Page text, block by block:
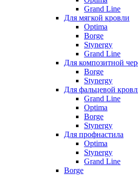
Grand Line
Для мягкой кровли
Optima
Borge
Stynergy
Grand Line
Для композитной
Borge
Stynergy
Для фальцевой
Grand Line
Optima
Borge
Stynergy
Для профнастила
Optima
Stynergy
Grand Line
Borge